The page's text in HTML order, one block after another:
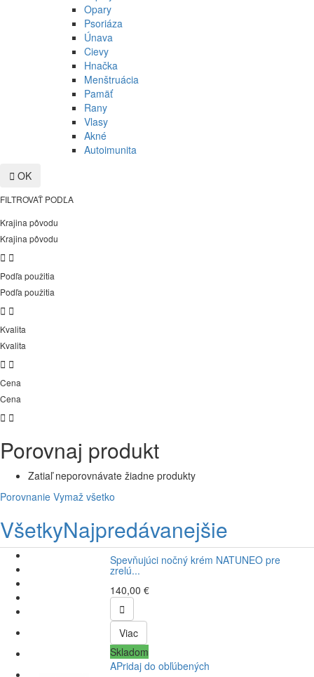
Opary
Psoriáza
Únava
Cievy
Hnačka
Menštruácia
Pamäť
Rany
Vlasy
Akné
Autoimunita
 OK
FILTROVAŤ PODĽA
Krajina pôvodu
Krajina pôvodu
 
Podľa použitia
Podľa použitia
 
Kvalita
Kvalita
 
Cena
Cena
 
Porovnaj produkt
Zatiaľ neporovnávate žiadne produkty
Porovnanie Vymaž všetko
VšetkyNajpredávanejšie
Spevňujúci nočný krém NATUNEO pre
zrelú...
140,00 €

Viac
Skladom
APridaj do obľúbených